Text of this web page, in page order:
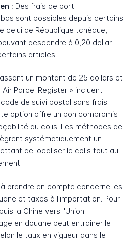
: Des frais de port
sont possibles depuis certains
celui de République tchèque,
descendre à 0,20 dollar
articles
un montant de 25 dollars et
Parcel Register » incluent
de suivi postal sans frais
option offre un bon compromis
du colis. Les méthodes de
systématiquement un
de localiser le colis tout au
prendre en compte concerne les
et taxes à l'importation. Pour
la Chine vers l'Union
en douane peut entraîner le
le taux en vigueur dans le